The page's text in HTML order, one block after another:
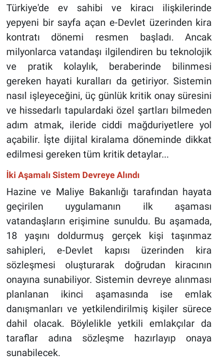
Türkiye'de ev sahibi ve kiracı ilişkilerinde
yepyeni bir sayfa açan e-Devlet üzerinden kira
kontratı dönemi resmen başladı. Ancak
milyonlarca vatandaşı ilgilendiren bu teknolojik
ve pratik kolaylık, beraberinde bilinmesi
gereken hayati kuralları da getiriyor. Sistemin
nasıl işleyeceğini, üç günlük kritik onay süresini
ve hissedarlı tapulardaki özel şartları bilmeden
adım atmak, ileride ciddi mağduriyetlere yol
açabilir. İşte dijital kiralama döneminde dikkat
edilmesi gereken tüm kritik detaylar...
İki Aşamalı Sistem Devreye Alındı
Hazine ve Maliye Bakanlığı tarafından hayata
geçirilen uygulamanın ilk aşaması
vatandaşların erişimine sunuldu. Bu aşamada,
18 yaşını doldurmuş gerçek kişi taşınmaz
sahipleri, e-Devlet kapısı üzerinden kira
sözleşmesi oluşturarak doğrudan kiracının
onayına sunabiliyor. Sistemin devreye alınması
planlanan ikinci aşamasında ise emlak
danışmanları ve yetkilendirilmiş kişiler sürece
dahil olacak. Böylelikle yetkili emlakçılar da
taraflar adına sözleşme hazırlayıp onaya
sunabilecek.